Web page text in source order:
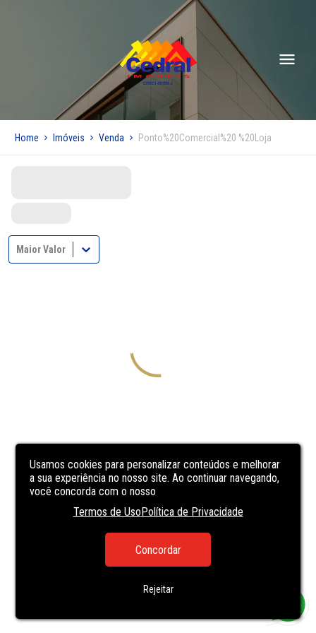
Usamos cookies para personalizar conteúdos e melhorar
a sua experiência no nosso site. Ao continuar navegando,
você concorda com o nosso
Termos de UsoPolítica de Privacidade
Concordar
Rejeitar
Home Imóveis Venda Ponto%20Comercial%20 %20Loja
Maior Valor